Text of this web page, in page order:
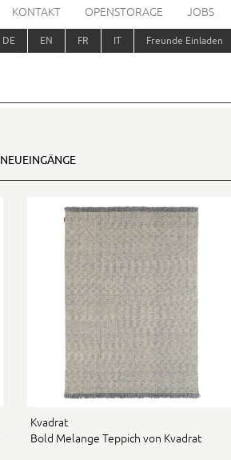
KONTAKT OPENSTORAGE JOBS
DE EN FR IT Freunde Einladen
NEUEINGÄNGE
Kvadrat
Bold Melange Teppich von Kvadrat